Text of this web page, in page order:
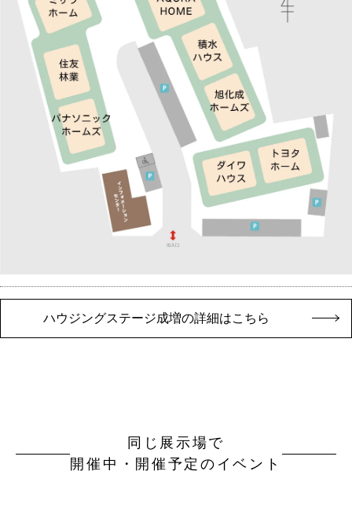
ハウジングステージ成増の詳細はこちら
同じ展示場で
開催中・開催予定のイベント